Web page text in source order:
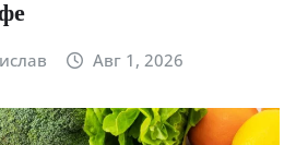
Авг 1, 2026